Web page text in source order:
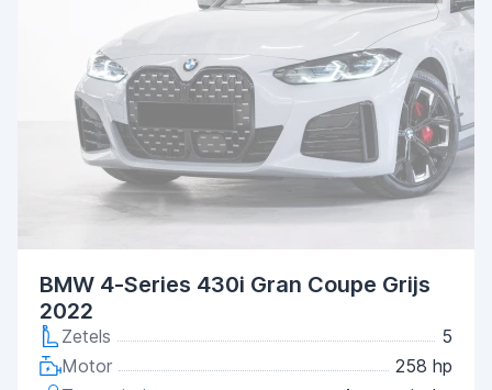
BMW 4-Series 430i Gran Coupe Grijs
2022
Zetels
5
Motor
258 hp